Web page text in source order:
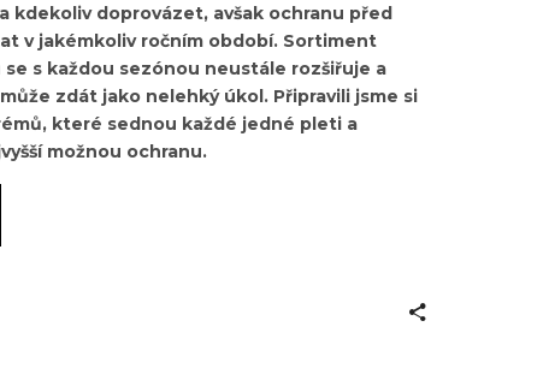
kdekoliv doprovázet, avšak ochranu před
v jakémkoliv ročním období. Sortiment
s každou sezónou neustále rozšiřuje a
zdát jako nelehký úkol. Připravili jsme si
které sednou každé jedné pleti a
možnou ochranu.